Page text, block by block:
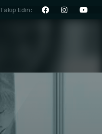
Takip Edin: